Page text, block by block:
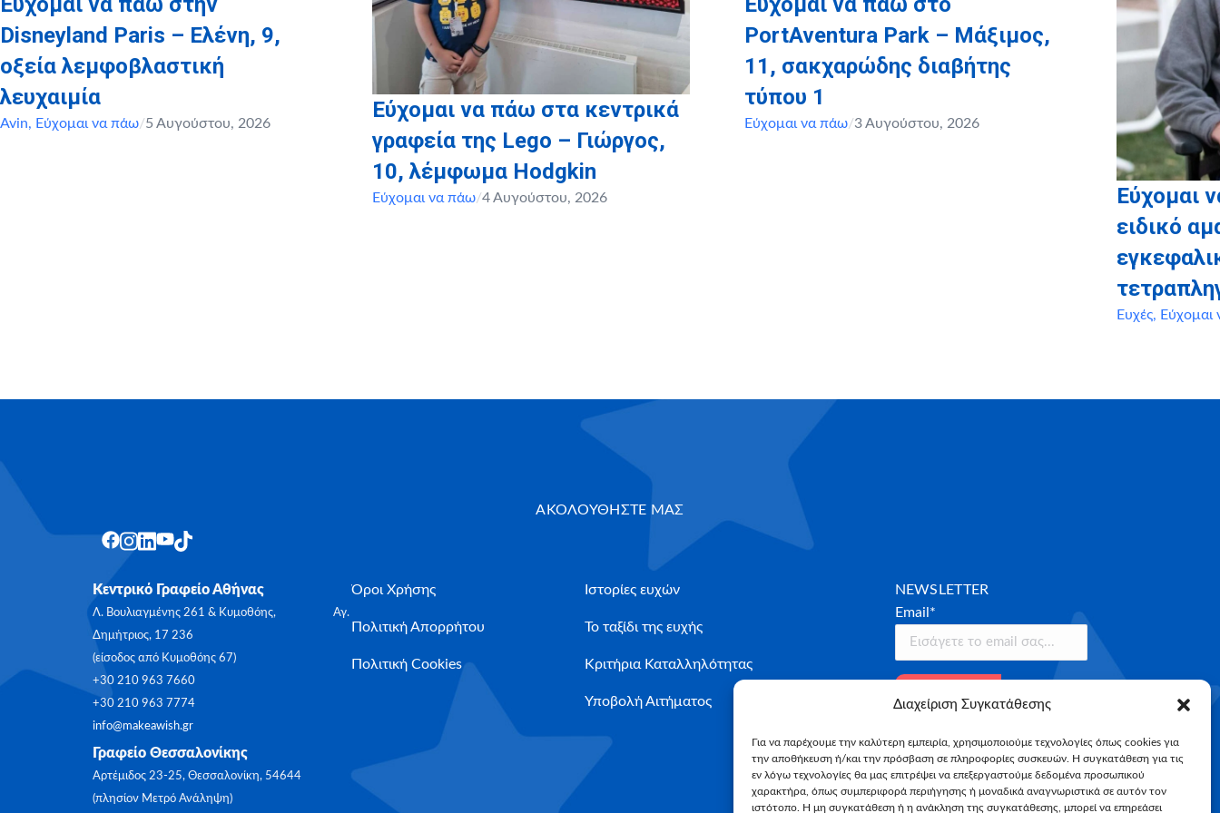
Διαχείριση Συγκατάθεσης
Για να παρέχουμε την καλύτερη εμπειρία, χρησιμοποιούμε τεχνολογίες όπως cookies για
την αποθήκευση ή/και την πρόσβαση σε πληροφορίες συσκευών. Η συγκατάθεση για τις
εν λόγω τεχνολογίες θα μας επιτρέψει να επεξεργαστούμε δεδομένα προσωπικού
χαρακτήρα, όπως συμπεριφορά περιήγησης ή μοναδικά αναγνωριστικά σε αυτόν τον
ιστότοπο. Η μη συγκατάθεση ή η ανάκληση της συγκατάθεσης, μπορεί να επηρεάσει
Disneyland Paris – Ελένη, 9,
οξεία λεμφοβλαστική
λευχαιμία
Avin, Εύχομαι να πάω/5 Αυγούστου, 2026
Εύχομαι να πάω στα κεντρικά
γραφεία της Lego – Γιώργος,
10, λέμφωμα Hodgkin
Εύχομαι να πάω/4 Αυγούστου, 2026
PortAventura Park – Μάξιμος,
11, σακχαρώδης διαβήτης
τύπου 1
Εύχομαι να πάω/3 Αυγούστου, 2026
Εύχομαι
ειδικό
Ευχές,
ΑΚΟΛΟΥΘΗΣΤΕ ΜΑΣ
Κεντρικό Γραφείο Αθήνας
Λ. Βουλιαγμένης 261 & Κυμοθόης, Αγ.
Δημήτριος, 17 236
(είσοδος από Κυμοθόης 67)
+30 210 963 7660
+30 210 963 7774
info@makeawish.gr
Γραφείο Θεσσαλονίκης
Αρτέμιδος 23-25, Θεσσαλονίκη, 54644
(πλησίον Μετρό Ανάληψη)
Όροι Χρήσης
Πολιτική Απορρήτου
Πολιτική Cookies
Ιστορίες ευχών
Το ταξίδι της ευχής
Κριτήρια Καταλληλότητας
Υποβολή Αιτήματος
NEWSLETTER
Email*